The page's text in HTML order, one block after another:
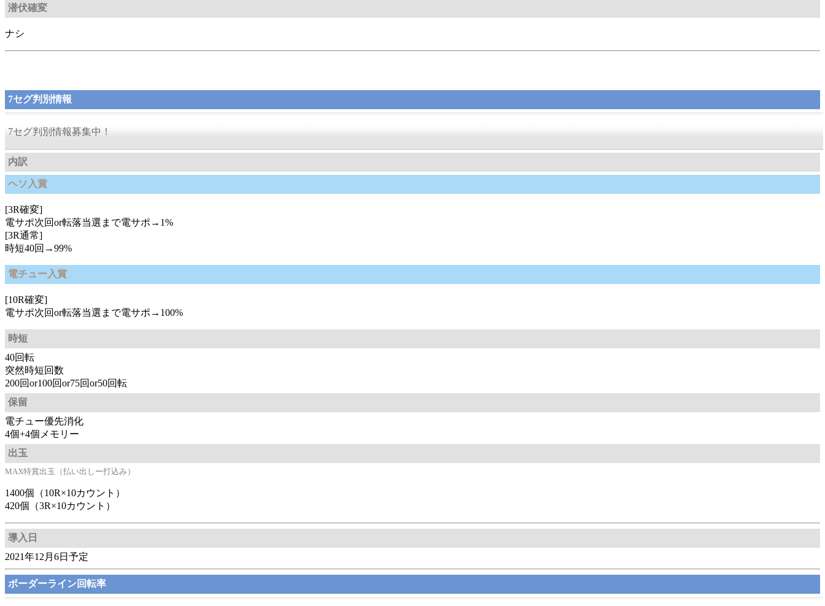
潜伏確変
ナシ
7セグ判別情報
7セグ判別情報募集中！
内訳
ヘソ入賞
[3R確変]
電サポ次回or転落当選まで電サポ→1%
[3R通常]
時短40回→99%
電チュー入賞
[10R確変]
電サポ次回or転落当選まで電サポ→100%
時短
40回転
突然時短回数
200回or100回or75回or50回転
保留
電チュー優先消化
4個+4個メモリー
出玉
MAX特賞出玉（払い出しー打込み）
1400個（10R×10カウント）
420個（3R×10カウント）
導入日
2021年12月6日予定
ボーダーライン回転率